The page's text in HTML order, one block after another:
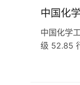
中国化
中国化学
级 52.85